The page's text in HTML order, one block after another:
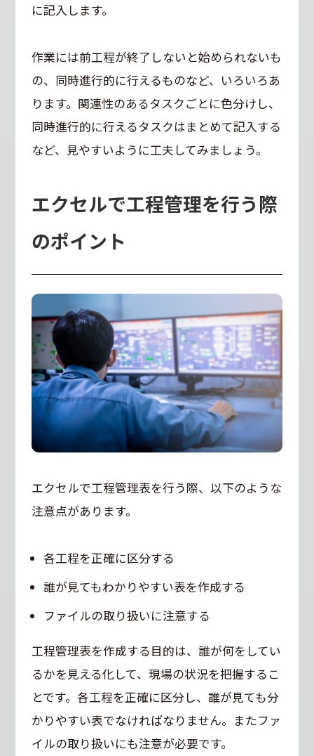
に記入します。
作業には前工程が終了しないと始められないも
の、同時進行的に行えるものなど、いろいろあ
ります。関連性のあるタスクごとに色分けし、
同時進行的に行えるタスクはまとめて記入する
など、見やすいように工夫してみましょう。
エクセルで工程管理を行う際
のポイント
エクセルで工程管理表を行う際、以下のような
注意点があります。
各工程を正確に区分する
誰が見てもわかりやすい表を作成する
ファイルの取り扱いに注意する
工程管理表を作成する目的は、誰が何をしてい
るかを見える化して、現場の状況を把握するこ
とです。各工程を正確に区分し、誰が見ても分
かりやすい表でなければなりません。またファ
イルの取り扱いにも注意が必要です。